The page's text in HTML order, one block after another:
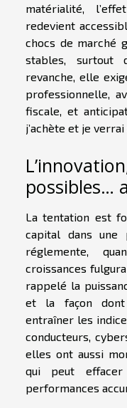
matérialité,
redevient
chocs de marché
stables, surtout
revanche, elle
professionnelle,
fiscale, et
j’achète et je
possibles…
La tentation est
capital dans
réglemente,
croissances
rappelé la
et la façon dont
entraîner les
conducteurs,
elles ont aussi
qui peut effacer
performances